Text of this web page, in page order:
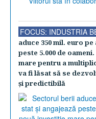
FOCUS: INDUSTRIA
aduce 350 mil. euro
peste 5.000 de
mare pentru a
va fi lăsat să se
şi predictibilă